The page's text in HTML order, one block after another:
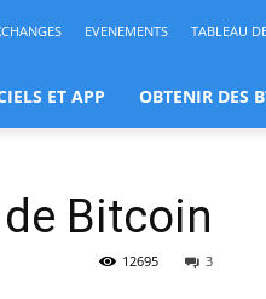
EVENEMENTS TABLEAU
ET APP OBTENIR DES
Bitcoin
3
12695